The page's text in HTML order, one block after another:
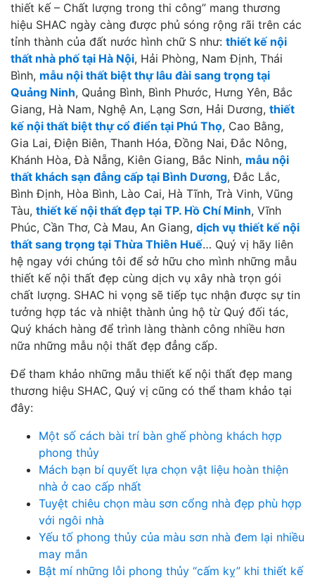
thiết kế – Chất lượng trong thi công” mang thương
hiệu SHAC ngày càng được phủ sóng rộng rãi trên các
tỉnh thành của đất nước hình chữ S như: thiết kế nội
thất nhà phố tại Hà Nội, Hải Phòng, Nam Định, Thái
Bình, mẫu nội thất biệt thự lâu đài sang trọng tại
Quảng Ninh, Quảng Bình, Bình Phước, Hưng Yên, Bắc
Giang, Hà Nam, Nghệ An, Lạng Sơn, Hải Dương, thiết
kế nội thất biệt thự cổ điển tại Phú Thọ, Cao Bằng,
Gia Lai, Điện Biên, Thanh Hóa, Đồng Nai, Đắc Nông,
Khánh Hòa, Đà Nẵng, Kiên Giang, Bắc Ninh, mẫu nội
thất khách sạn đẳng cấp tại Bình Dương, Đắc Lắc,
Bình Định, Hòa Bình, Lào Cai, Hà Tĩnh, Trà Vinh, Vũng
Tàu, thiết kế nội thất đẹp tại TP. Hồ Chí Minh, Vĩnh
Phúc, Cần Thơ, Cà Mau, An Giang, dịch vụ thiết kế nội
thất sang trọng tại Thừa Thiên Huế… Quý vị hãy liên
hệ ngay với chúng tôi để sở hữu cho mình những mẫu
thiết kế nội thất đẹp cùng dịch vụ xây nhà trọn gói
chất lượng. SHAC hi vọng sẽ tiếp tục nhận được sự tin
tưởng hợp tác và nhiệt thành ủng hộ từ Quý đối tác,
Quý khách hàng để trình làng thành công nhiều hơn
nữa những mẫu nội thất đẹp đẳng cấp.
Để tham khảo những mẫu thiết kế nội thất đẹp mang
thương hiệu SHAC, Quý vị cũng có thể tham khảo tại
đây:
Một số cách bài trí bàn ghế phòng khách hợp
phong thủy
Mách bạn bí quyết lựa chọn vật liệu hoàn thiện
nhà ở cao cấp nhất
Tuyệt chiêu chọn màu sơn cổng nhà đẹp phù hợp
với ngôi nhà
Yếu tố phong thủy của màu sơn nhà đem lại nhiều
may mắn
Bật mí những lỗi phong thủy “cấm kỵ” khi thiết kế